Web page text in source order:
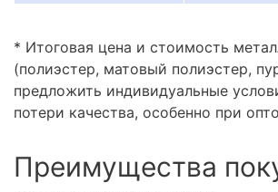
* Итоговая цена и стоимость
(полиэстер, матовый полиэстер,
предложить индивидуальные
потери качества, особенно при
Преимущества